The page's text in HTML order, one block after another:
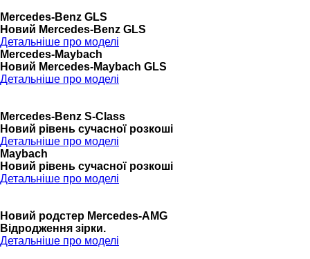
Mercedes-Benz GLS
Новий Mercedes-Benz GLS
Детальніше про моделі
Mercedes-Maybach
Новий Mercedes-Maybach GLS
Детальніше про моделі
Mercedes-Benz S-Class
Новий рівень сучасної розкоші
Детальніше про моделі
Maybach
Новий рівень сучасної розкоші
Детальніше про моделі
Новий родстер Mercedes-AMG
Відродження зірки.
Детальніше про моделі